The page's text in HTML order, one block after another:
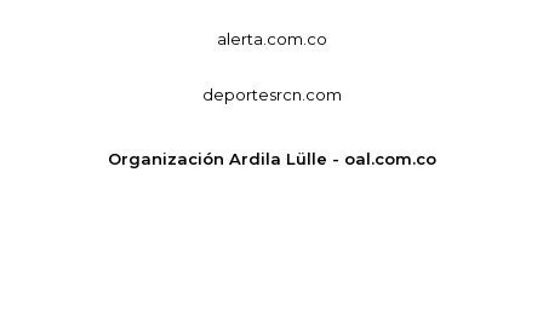
alerta.com.co
deportesrcn.com
Organización Ardila Lülle - oal.com.co